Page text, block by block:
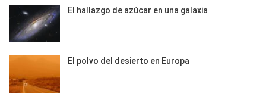
El hallazgo de azúcar en una galaxia
El polvo del desierto en Europa